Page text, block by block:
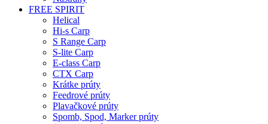
FREE SPIRIT
Helical
Hi-s Carp
S Range Carp
S-lite Carp
E-class Carp
CTX Carp
Krátke prúty
Feedrové prúty
Plavačkové prúty
Spomb, Spod, Marker prúty